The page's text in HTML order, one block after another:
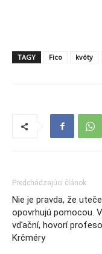
TAGY Fico kvóty
Predchádzajúci článok
Nie je pravda, že
opovrhujú pomocou.
vďační, hovorí
Krčméry